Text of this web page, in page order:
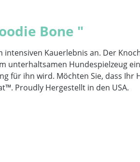
Bone "
Kauerlebnis an. Der
Hundespielzeug
ihn wird. Möchten Sie, dass Ihr
Proudly Hergestellt in den USA.